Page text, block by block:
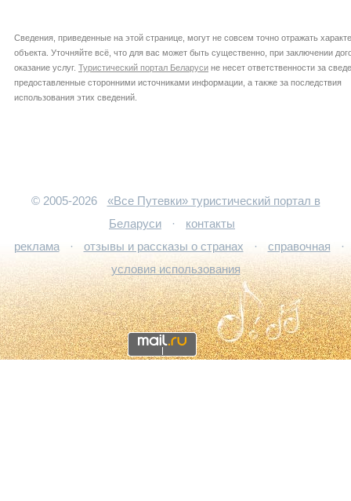
Сведения, приведенные на этой странице, могут не совсем точно отражать
объекта. Уточняйте всё, что для вас может быть существенно, при заключении
оказание услуг. Туристический портал Беларуси не несет ответственности за
предоставленные сторонними источниками информации, а также за последствия
использования этих сведений.
© 2005-2026
«Все Путевки» туристический портал в
Беларуси
·
контакты
реклама
· отзывы и рассказы о странах · справочная
·
условия использования